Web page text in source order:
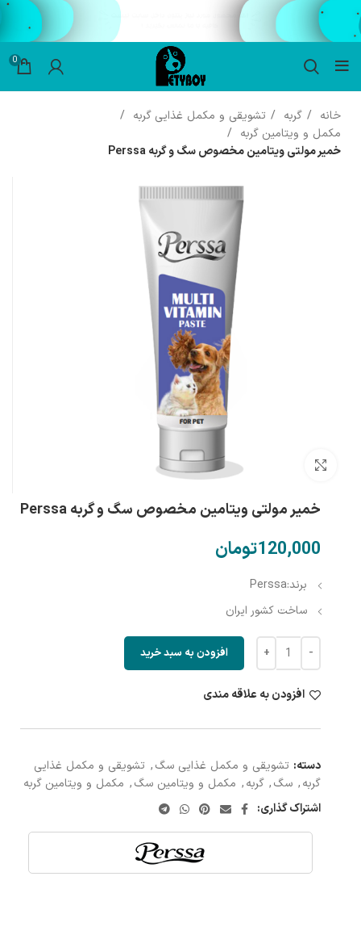
0
خانه گربه
تشویقی و مکمل غذایی گربه
مکمل و ویتامین گربه
خمیر مولتی ویتامین مخصوص سگ و گربه Perssa
بزرگنمایی تصویر
خمیر مولتی ویتامین مخصوص سگ و گربه Perssa
تومان
برند:Perssa
ساخت کشور ایران
افزودن به سبد خرید
افزودن به علاقه مندی
دسته: تشویقی و مکمل غذایی سگ, تشویقی و مکمل غذایی
گربه, سگ, گربه, مکمل و ویتامین سگ, مکمل و ویتامین گربه
اشتراک گذاری: